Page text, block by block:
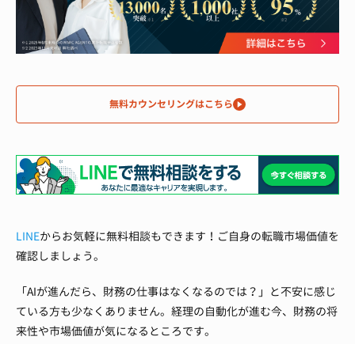
無料カウンセリングはこちら
LINEからお気軽に無料相談もできます！ご自身の転職市場価値を
確認しましょう。
「AIが進んだら、財務の仕事はなくなるのでは？」と不安に感じ
ている方も少なくありません。経理の自動化が進む今、財務の将
来性や市場価値が気になるところです。